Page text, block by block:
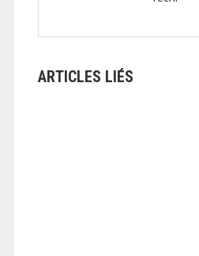
ARTICLES LIÉS